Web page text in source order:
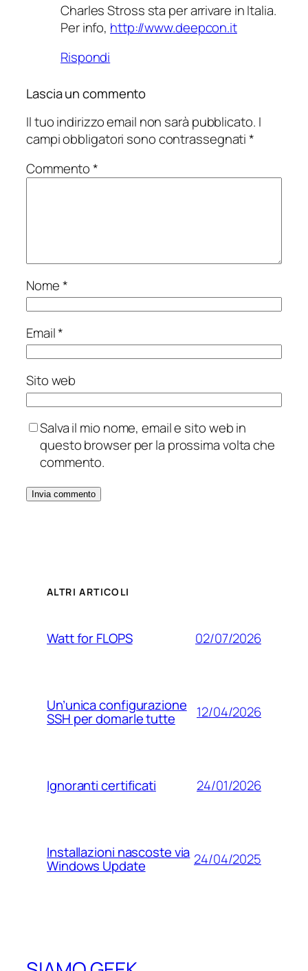
Charles Stross sta per arrivare in Italia.
Per info, http://www.deepcon.it
Rispondi
Lascia un commento
Il tuo indirizzo email non sarà pubblicato. I
campi obbligatori sono contrassegnati*
Commento*
Nome*
Email*
Sito web
Salva il mio nome, email e sito web in
questo browser per la prossima volta che
commento.
ALTRI ARTICOLI
Watt for FLOPS 02/07/2026
Un’unica configurazione
SSH per domarle tutte 12/04/2026
Ignoranti certificati 24/01/2026
Installazioni nascoste via
Windows Update 24/04/2025